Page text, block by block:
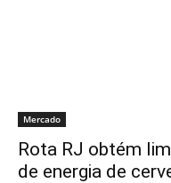
Mercado
Rota RJ obtém
de energia de